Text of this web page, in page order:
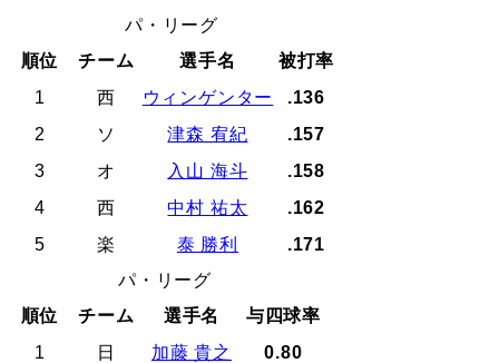
パ・リーグ
順位
チーム 選手名
被打率
1
西 ウィンゲンター
.136
2
ソ 津森 宥紀
.157
3
オ 入山 海斗
.158
4
西 中村 祐太
.162
5
楽 泰 勝利
.171
パ・リーグ
順位
チーム 選手名
与四球率
1
日 加藤 貴之
0.80